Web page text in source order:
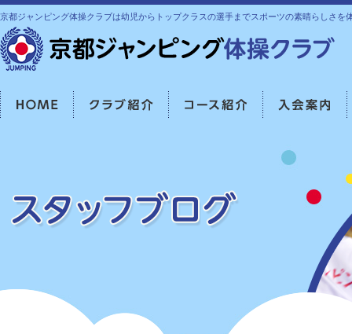
京都ジャンピング体操クラブは幼児からトップクラスの選手までスポーツの素晴らしさを
HOME クラブ紹介 コース紹介